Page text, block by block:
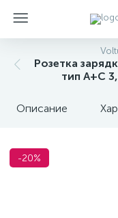
Розетка
тип А+C
Описание
-20%